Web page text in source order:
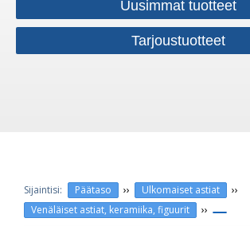
Uusimmat tuotteet
Tarjoustuotteet
Päätaso ›› Ulkomaiset astiat ››
Venäläiset astiat, keramiika, figuurit ››